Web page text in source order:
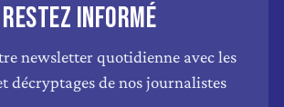
RESTEZ INFORMÉ
newsletter quotidienne avec les
décryptages de nos journalistes